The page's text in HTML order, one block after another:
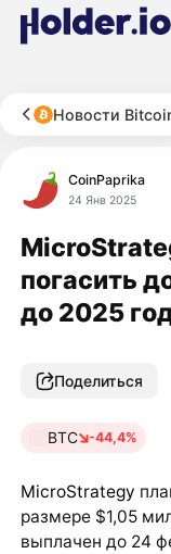
Новости
CoinPaprika
24 Янв 2025
погасить
до 2025
Поделиться
BTC -44,4%
MicroStrategy
размере $1,05
выплачен до 24